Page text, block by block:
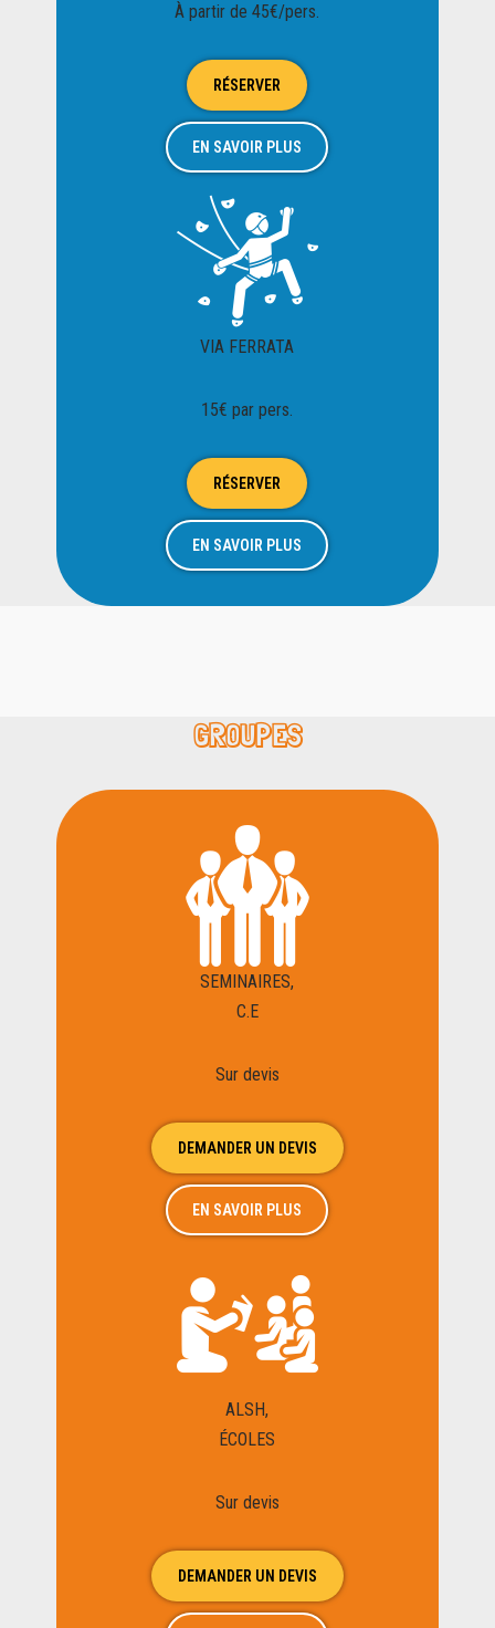
À partir de 45€/pers.
RÉSERVER
EN SAVOIR PLUS
VIA FERRATA
15€ par pers.
RÉSERVER
EN SAVOIR PLUS
GROUPES
SEMINAIRES,
C.E
Sur devis
DEMANDER UN DEVIS
EN SAVOIR PLUS
ALSH,
ÉCOLES
Sur devis
DEMANDER UN DEVIS